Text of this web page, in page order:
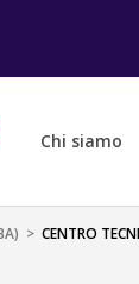
Chi siamo
> CENTRO